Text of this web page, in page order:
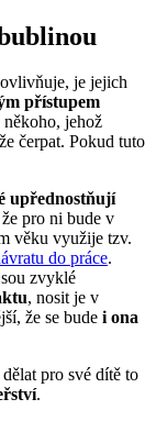
je jejich
přístupem
někoho, jehož
čerpat. Pokud tuto
upřednostňují
pro ni bude v
věku využije tzv.
do práce.
zvyklé
, nosit je v
že se bude i ona
pro své dítě to
.